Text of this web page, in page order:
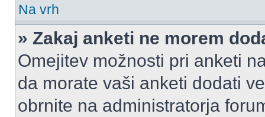
Na vrh
» Zakaj anketi ne morem
Omejitev možnosti pri anketi
da morate vaši anketi dodati
obrnite na administratorja